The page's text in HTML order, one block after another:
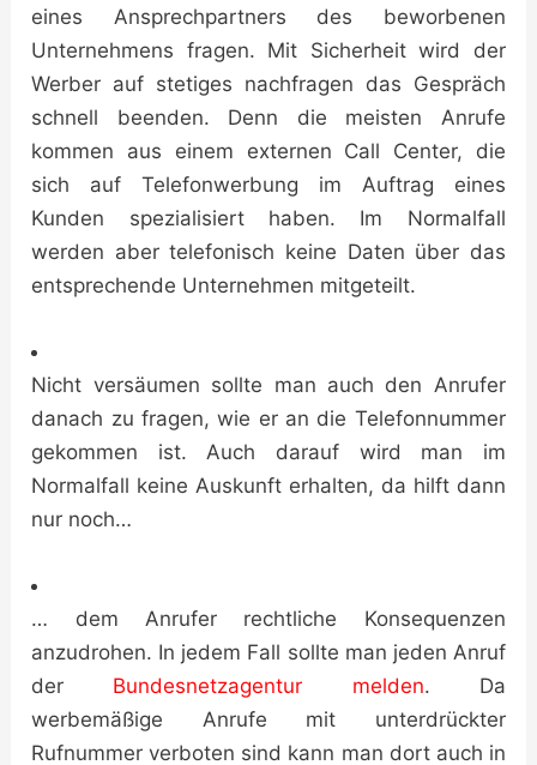
eines Ansprechpartners des beworbenen
Unternehmens fragen. Mit Sicherheit wird der
Werber auf stetiges nachfragen das Gespräch
schnell beenden. Denn die meisten Anrufe
kommen aus einem externen Call Center, die
sich auf Telefonwerbung im Auftrag eines
Kunden spezialisiert haben. Im Normalfall
werden aber telefonisch keine Daten über das
entsprechende Unternehmen mitgeteilt.
Nicht versäumen sollte man auch den Anrufer
danach zu fragen, wie er an die Telefonnummer
gekommen ist. Auch darauf wird man im
Normalfall keine Auskunft erhalten, da hilft dann
nur noch…
… dem Anrufer rechtliche Konsequenzen
anzudrohen. In jedem Fall sollte man jeden Anruf
der Bundesnetzagentur melden. Da
werbemäßige Anrufe mit unterdrückter
Rufnummer verboten sind kann man dort auch in